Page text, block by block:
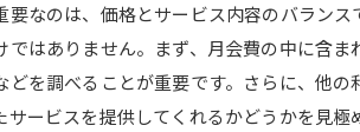
フィット
運動と休
メンタル
要なのは、価格とサービス内容のバラン
ではありません。まず、月会費の中に含
どを調べることが重要です。さらに、他
ービスを提供してくれるかどうかを見